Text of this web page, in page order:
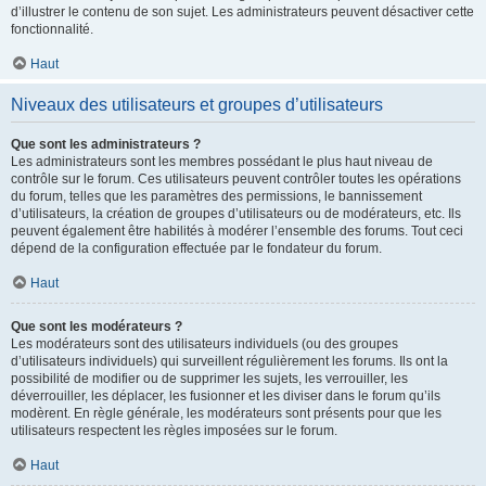
d’illustrer le contenu de son sujet. Les administrateurs peuvent désactiver cette
fonctionnalité.
Haut
Niveaux des utilisateurs et groupes d’utilisateurs
Que sont les administrateurs ?
Les administrateurs sont les membres possédant le plus haut niveau de
contrôle sur le forum. Ces utilisateurs peuvent contrôler toutes les opérations
du forum, telles que les paramètres des permissions, le bannissement
d’utilisateurs, la création de groupes d’utilisateurs ou de modérateurs, etc. Ils
peuvent également être habilités à modérer l’ensemble des forums. Tout ceci
dépend de la configuration effectuée par le fondateur du forum.
Haut
Que sont les modérateurs ?
Les modérateurs sont des utilisateurs individuels (ou des groupes
d’utilisateurs individuels) qui surveillent régulièrement les forums. Ils ont la
possibilité de modifier ou de supprimer les sujets, les verrouiller, les
déverrouiller, les déplacer, les fusionner et les diviser dans le forum qu’ils
modèrent. En règle générale, les modérateurs sont présents pour que les
utilisateurs respectent les règles imposées sur le forum.
Haut